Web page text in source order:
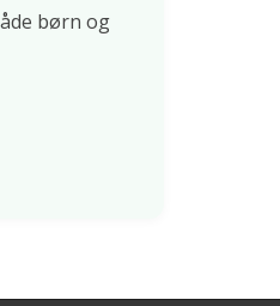
børn og